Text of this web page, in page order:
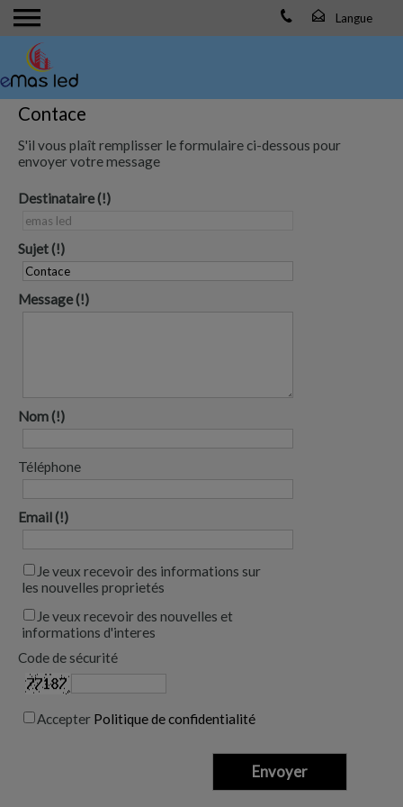
Contace
S'il vous plaît remplisser le formulaire ci-dessous pour
envoyer votre message
Destinataire
Sujet
Message
Nom
Téléphone
Email
Je veux recevoir des informations sur
les nouvelles proprietés
Je veux recevoir des nouvelles et
informations d'interes
Code de sécurité
Accepter Politique de confidentialité